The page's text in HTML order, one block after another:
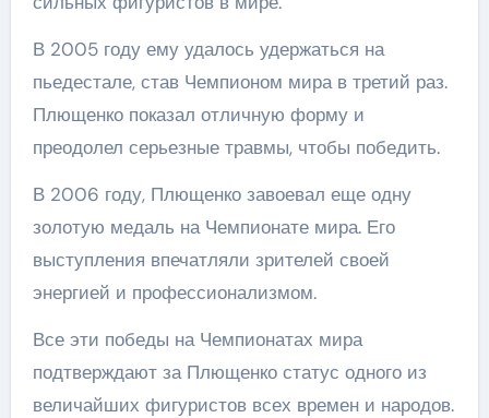
В 2005 году ему удалось удержаться на
пьедестале, став Чемпионом мира в третий раз.
Плющенко показал отличную форму и
преодолел серьезные травмы, чтобы победить.
В 2006 году, Плющенко завоевал еще одну
золотую медаль на Чемпионате мира. Его
выступления впечатляли зрителей своей
энергией и профессионализмом.
Все эти победы на Чемпионатах мира
подтверждают за Плющенко статус одного из
величайших фигуристов всех времен и народов.